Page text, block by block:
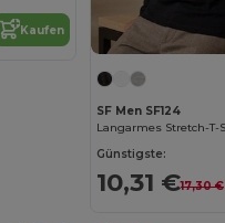
Kaufen
SF Men SF124
Günstigste:
10,31 €17,30 €